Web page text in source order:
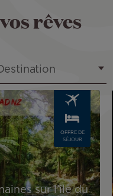
rêves
OFFRE DE
SÉJOUR
sur l’île du